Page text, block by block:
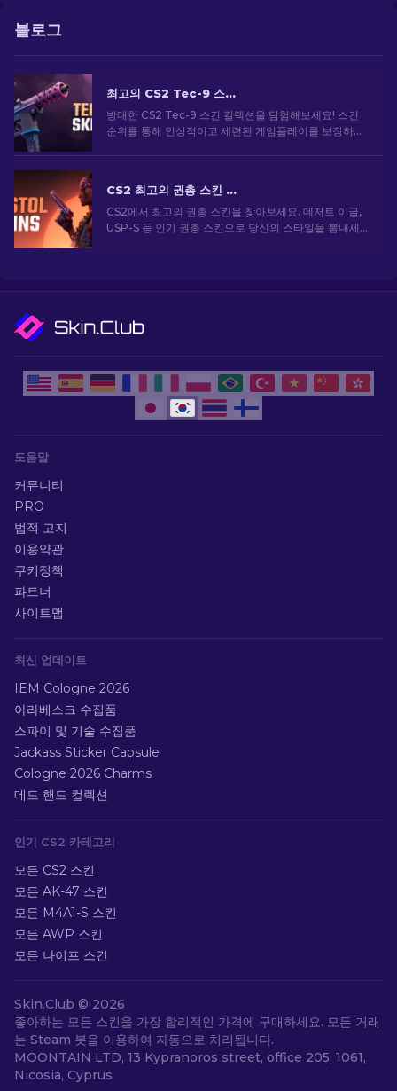
블로그
최고의 CS2 Tec-9 스킨: 상위 목록 순위 [2026]
방대한 CS2 Tec-9 스킨 컬렉션을 탐험해보세요! 스킨
순위를 통해 인상적이고 세련된 게임플레이를 보장하는
CS2 최고의 권총 스킨 [2026]
CS2에서 최고의 권총 스킨을 찾아보세요. 데저트 이글,
USP-S 등 인기 권총 스킨으로 당신의 스타일을 뽐내세
도움말
커뮤니티
PRO
법적 고지
이용약관
쿠키정책
파트너
사이트맵
최신 업데이트
IEM Cologne 2026
아라베스크 수집품
스파이 및 기술 수집품
Jackass Sticker Capsule
Cologne 2026 Charms
데드 핸드 컬렉션
인기 CS2 카테고리
모든 CS2 스킨
모든 AK-47 스킨
모든 M4A1-S 스킨
모든 AWP 스킨
모든 나이프 스킨
Skin.Club © 2026
좋아하는 모든 스킨을 가장 합리적인 가격에 구매하세요. 모든 거래
는 Steam 봇을 이용하여 자동으로 처리됩니다.
MOONTAIN LTD, 13 Kypranoros street, office 205, 1061,
Nicosia, Cyprus